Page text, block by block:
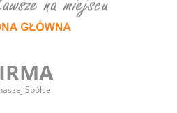
Spółce